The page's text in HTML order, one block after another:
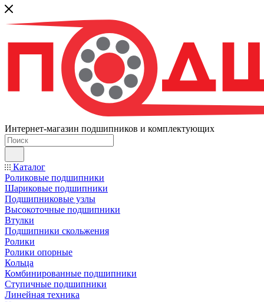
Интернет-магазин подшипников и комплектующих
Каталог
Роликовые подшипники
Шариковые подшипники
Подшипниковые узлы
Высокоточные подшипники
Втулки
Подшипники скольжения
Ролики
Ролики опорные
Кольца
Комбинированные подшипники
Ступичные подшипники
Линейная техника